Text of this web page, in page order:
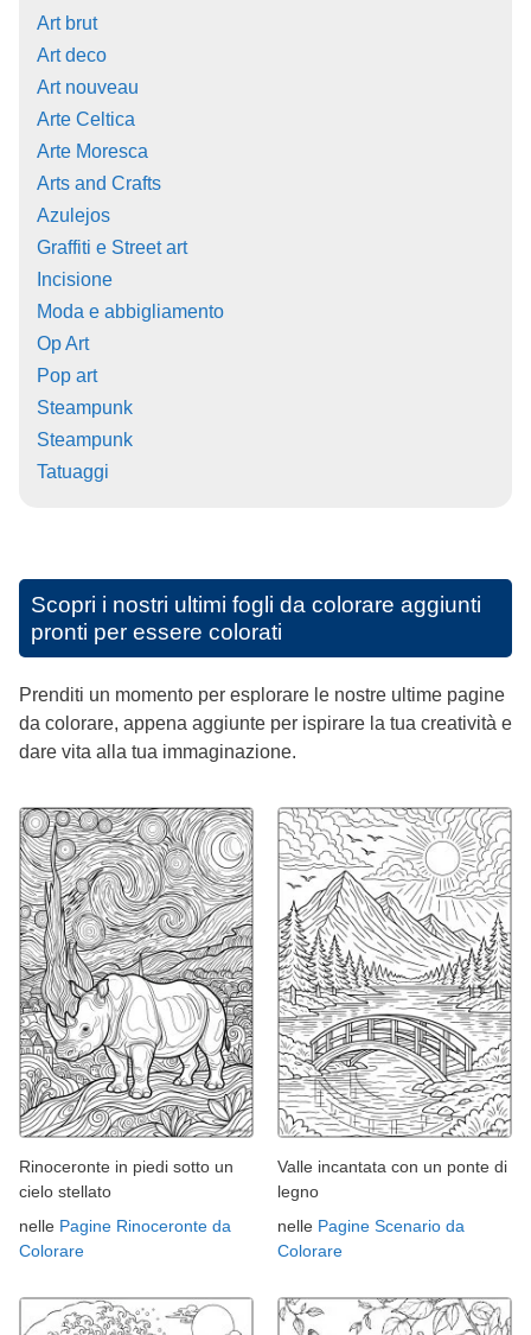
Art brut
Art deco
Art nouveau
Arte Celtica
Arte Moresca
Arts and Crafts
Azulejos
Graffiti e Street art
Incisione
Moda e abbigliamento
Op Art
Pop art
Steampunk
Steampunk
Tatuaggi
Scopri i nostri ultimi fogli da colorare aggiunti
pronti per essere colorati
Prenditi un momento per esplorare le nostre ultime pagine
da colorare, appena aggiunte per ispirare la tua creatività e
dare vita alla tua immaginazione.
Rinoceronte in piedi sotto un
cielo stellato
nelle Pagine Rinoceronte da
Colorare
Valle incantata con un ponte di
legno
nelle Pagine Scenario da
Colorare